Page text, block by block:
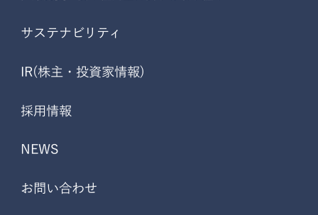
サステナビリティ
IR(株主・投資家情報)
採用情報
NEWS
お問い合わせ